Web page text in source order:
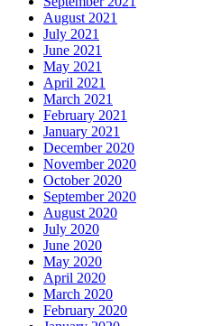
August 2021
July 2021
June 2021
May 2021
April 2021
March 2021
February 2021
January 2021
December 2020
November 2020
October 2020
September 2020
August 2020
July 2020
June 2020
May 2020
April 2020
March 2020
February 2020